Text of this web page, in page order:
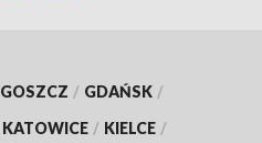
/ GDAŃSK /
KATOWICE / KIELCE /